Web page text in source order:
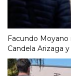
Facundo
Candela Arizaga